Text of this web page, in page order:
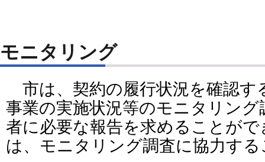
モニタリング
市は、契約の履行状況を確認す
事業の実施状況等のモニタリン
者に必要な報告を求めることが
は、モニタリング調査に協力す